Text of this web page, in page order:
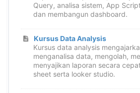
Query, analisa sistem, App
dan membangun dashboard.
Kursus Data Analysis
Kursus data analysis
menganalisa data, mengolah,
menyajikan laporan secara
sheet serta looker studio.